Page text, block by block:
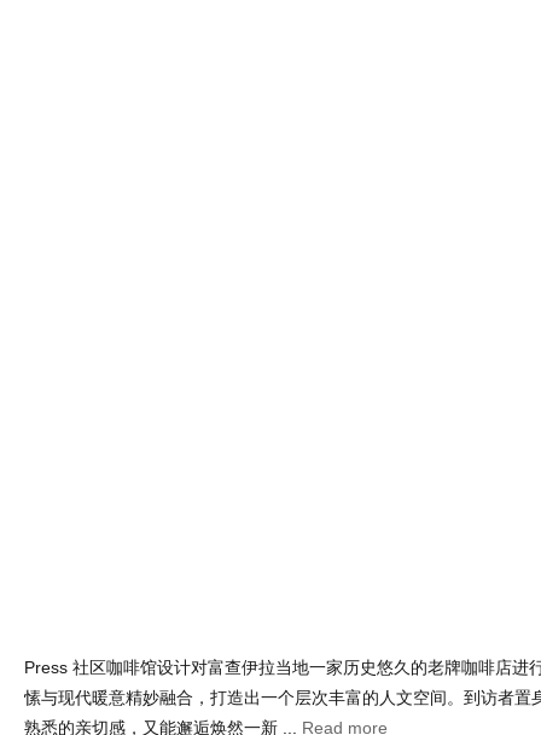
Press 社区咖啡馆设计对富查伊拉当地一家历史悠久的老牌咖啡店进
愫与现代暖意精妙融合，打造出一个层次丰富的人文空间。到访者置
熟悉的亲切感，又能邂逅焕然一新 ... Read more